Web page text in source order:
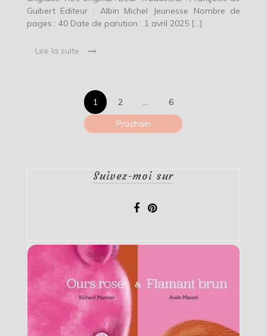
Guibert Editeur : Albin Michel Jeunesse Nombre de
pages : 40 Date de parution : 1 avril 2025 […]
Lire la suite
Pagination
des
1 2 …
6
Prochain
Suivez-moi sur